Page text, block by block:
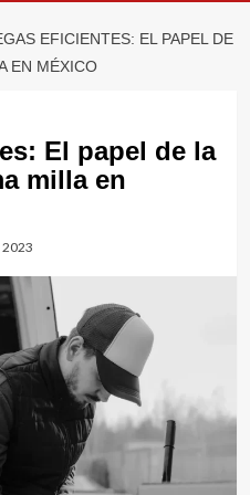
EFICIENTES: EL PAPEL DE
EN MÉXICO
El papel de la
milla en